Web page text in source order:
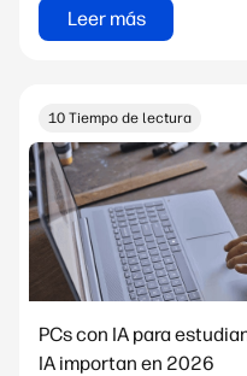
Leer más
10 Tiempo de lectura
PCs con IA para
IA importan en 2026